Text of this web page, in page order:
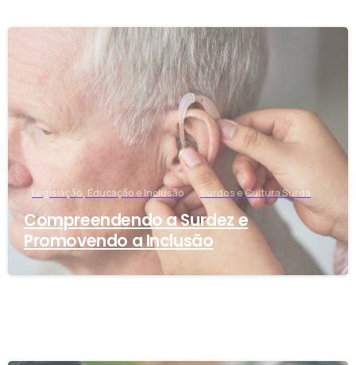
Legislação, Educação e Inclusão Surdos e Cultura Surda
Compreendendo a Surdez e
Promovendo a Inclusão